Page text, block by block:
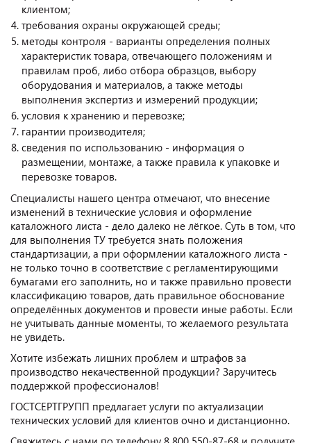
клиентом;
требования охраны окружающей среды;
методы контроля - варианты определения полных
характеристик товара, отвечающего положениям и
правилам проб, либо отбора образцов, выбору
оборудования и материалов, а также методы
выполнения экспертиз и измерений продукции;
условия к хранению и перевозке;
гарантии производителя;
сведения по использованию - информация о
размещении, монтаже, а также правила к упаковке и
перевозке товаров.
Специалисты нашего центра отмечают, что внесение
изменений в технические условия и оформление
каталожного листа - дело далеко не лёгкое. Суть в том, что
для выполнения ТУ требуется знать положения
стандартизации, а при оформлении каталожного листа -
не только точно в соответствие с регламентирующими
бумагами его заполнить, но и также правильно провести
классификацию товаров, дать правильное обоснование
определённых документов и провести иные работы. Если
не учитывать данные моменты, то желаемого результата
не увидеть.
Хотите избежать лишних проблем и штрафов за
производство некачественной продукции? Заручитесь
поддержкой профессионалов!
ГОСТСЕРТГРУПП предлагает услуги по актуализации
технических условий для клиентов очно и дистанционно.